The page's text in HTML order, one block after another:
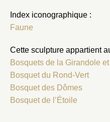
Index iconographique :
Faune
Cette sculpture appartient
Bosquets de la Girandole
Bosquet du Rond-Vert
Bosquet des Dômes
Bosquet de l’Étoile